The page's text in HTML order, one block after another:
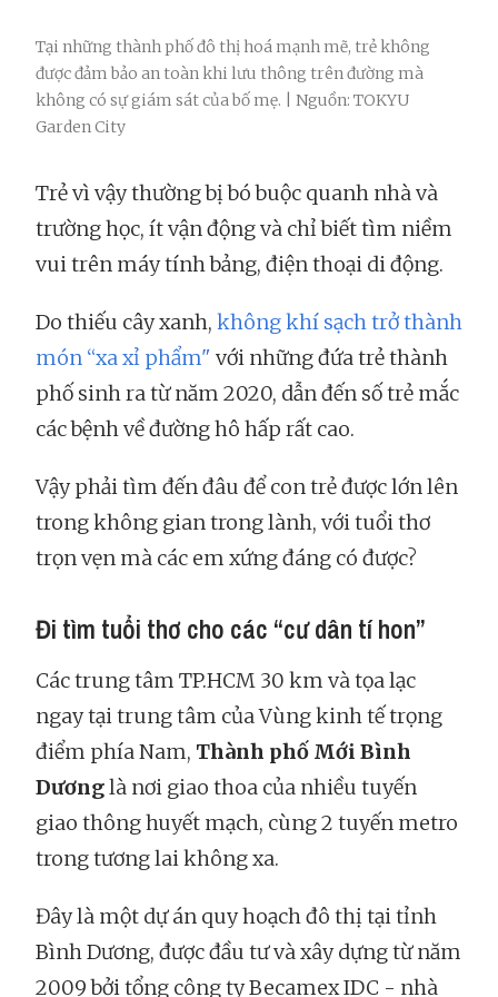
Tại những thành phố đô thị hoá mạnh mẽ, trẻ không
được đảm bảo an toàn khi lưu thông trên đường mà
không có sự giám sát của bố mẹ. | Nguồn: TOKYU
Garden City
Trẻ vì vậy thường bị bó buộc quanh nhà và
trường học, ít vận động và chỉ biết tìm niềm
vui trên máy tính bảng, điện thoại di động.
Do thiếu cây xanh, không khí sạch trở thành
món “xa xỉ phẩm" với những đứa trẻ thành
phố sinh ra từ năm 2020, dẫn đến số trẻ mắc
các bệnh về đường hô hấp rất cao.
Vậy phải tìm đến đâu để con trẻ được lớn lên
trong không gian trong lành, với tuổi thơ
trọn vẹn mà các em xứng đáng có được?
Đi tìm tuổi thơ cho các “cư dân tí hon”
Các trung tâm TP.HCM 30 km và tọa lạc
ngay tại trung tâm của Vùng kinh tế trọng
điểm phía Nam, Thành phố Mới Bình
Dươnglà nơi giao thoa của nhiều tuyến
giao thông huyết mạch, cùng 2 tuyến metro
trong tương lai không xa.
Đây là một dự án quy hoạch đô thị tại tỉnh
Bình Dương, được đầu tư và xây dựng từ năm
2009 bởi tổng công ty Becamex IDC - nhà